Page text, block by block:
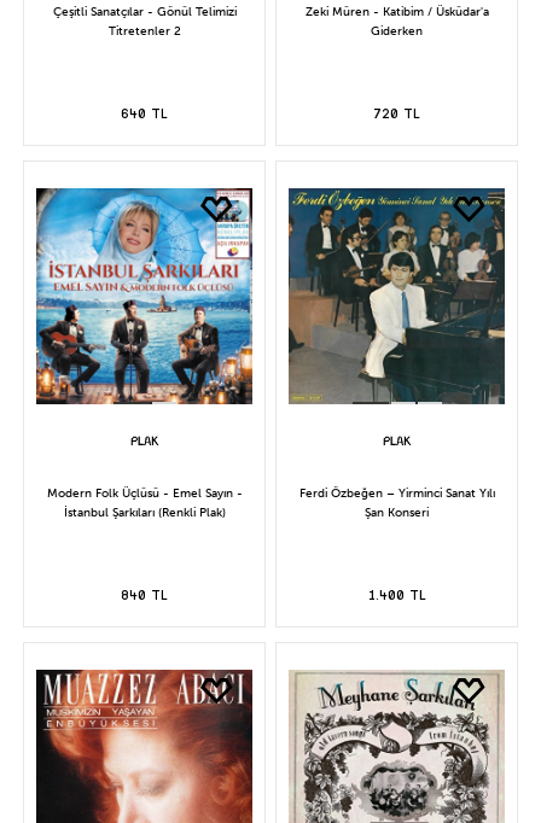
Çeşitli Sanatçılar - Gönül Telimizi
Titretenler 2
640 TL
Zeki Müren - Katibim / Üsküdar'a
Giderken
720 TL
Modern Folk Üçlüsü - Emel Sayın -
İstanbul Şarkıları (Renkli Plak)
840 TL
Ferdi Özbeğen – Yirminci Sanat Yılı
Şan Konseri
1.400 TL